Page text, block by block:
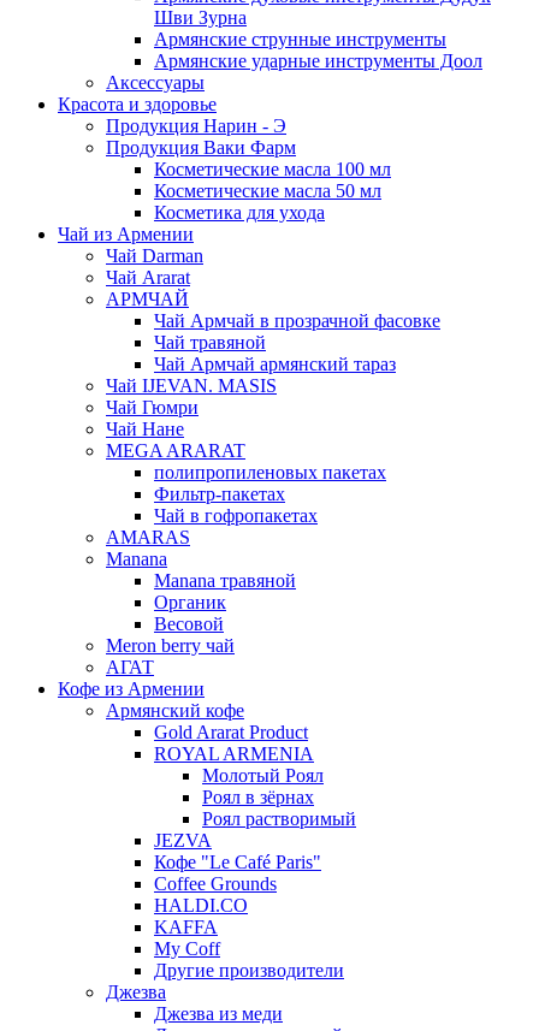
Шви Зурна
Армянские струнные инструменты
Армянские ударные инструменты Доол
Аксессуары
Красота и здоровье
Продукция Нарин - Э
Продукция Ваки Фарм
Косметические масла 100 мл
Косметические масла 50 мл
Косметика для ухода
Чай из Армении
Чай Darman
Чай Ararat
АРМЧАЙ
Чай Армчай в прозрачной фасовке
Чай травяной
Чай Армчай армянский тараз
Чай IJEVAN. MASIS
Чай Гюмри
Чай Нане
MEGA ARARAT
полипропиленовых пакетах
Фильтр-пакетах
Чай в гофропакетах
AMARAS
Manana
Manana травяной
Органик
Весовой
Meron berry чай
АГАТ
Кофе из Армении
Армянский кофе
Gold Ararat Product
ROYAL ARMENIA
Молотый Роял
Роял в зёрнах
Роял растворимый
JEZVA
Кофе "Le Café Paris"
Coffee Grounds
HALDI.CO
KAFFA
My Coff
Другие производители
Джезва
Джезва из меди